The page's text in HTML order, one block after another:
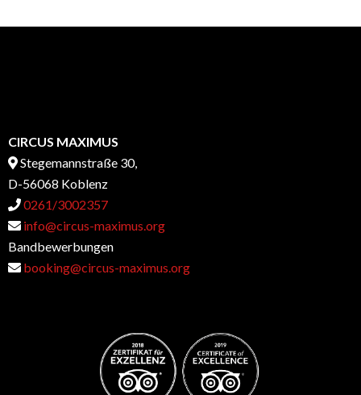
CIRCUS MAXIMUS
Stegemannstraße 30,
D-56068 Koblenz
0261/3002357
info@circus-maximus.org
Bandbewerbungen
booking@circus-maximus.org